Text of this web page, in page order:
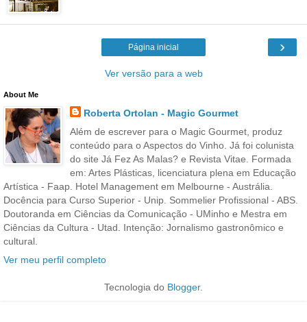
›
Página inicial
Ver versão para a web
About Me
Roberta Ortolan - Magic Gourmet
Além de escrever para o Magic Gourmet, produz
conteúdo para o Aspectos do Vinho. Já foi colunista
do site Já Fez As Malas? e Revista Vitae. Formada
em: Artes Plásticas, licenciatura plena em Educação
Artística - Faap. Hotel Management em Melbourne - Austrália.
Docência para Curso Superior - Unip. Sommelier Profissional - ABS.
Doutoranda em Ciências da Comunicação - UMinho e Mestra em
Ciências da Cultura - Utad. Intenção: Jornalismo gastronômico e
cultural.
Ver meu perfil completo
Tecnologia do Blogger.